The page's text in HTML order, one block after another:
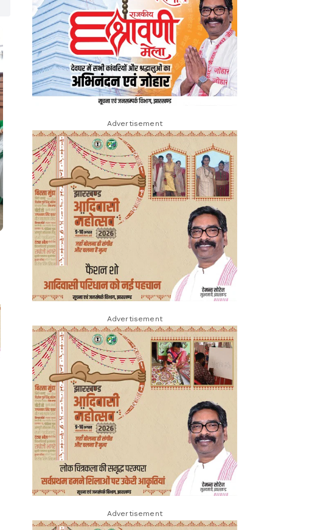
Advertisement
Advertisement
Advertisement